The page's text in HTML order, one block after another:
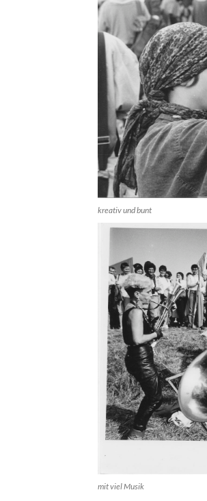
kreativ und bunt
mit viel Musik